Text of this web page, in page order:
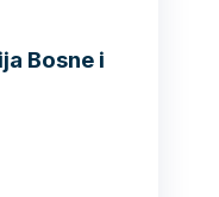
Bosne i